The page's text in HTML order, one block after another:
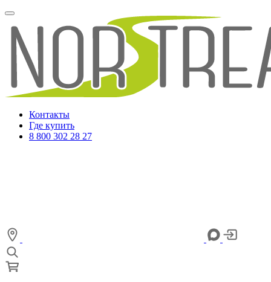
Контакты
Где купить
8 800 302 28 27